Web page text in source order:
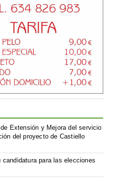
Extensión y Mejora del servicio
del proyecto de Castiello
candidatura para las elecciones